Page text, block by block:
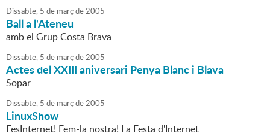
Dissabte, 5 de marçde2005
Ball a l'Ateneu
amb el Grup Costa Brava
Dissabte, 5 de marçde2005
Actes del XXIII aniversari Penya Blanc i Blava
Sopar
Dissabte, 5 de marçde2005
LinuxShow
FesInternet! Fem-la nostra! La Festa d'Internet